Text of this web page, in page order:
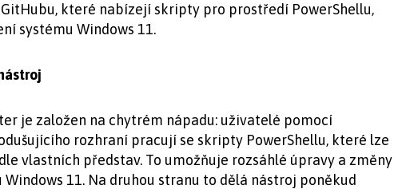
které nabízejí skripty pro prostředí PowerShellu,
systému Windows 11.
je založen na chytrém nápadu: uživatelé pomocí
rozhraní pracují se skripty PowerShellu, které lze
vlastních představ. To umožňuje rozsáhlé úpravy a změny
11. Na druhou stranu to dělá nástroj poněkud